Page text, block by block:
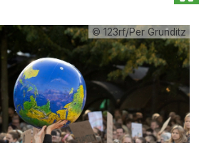
© 123rf/Per Grunditz